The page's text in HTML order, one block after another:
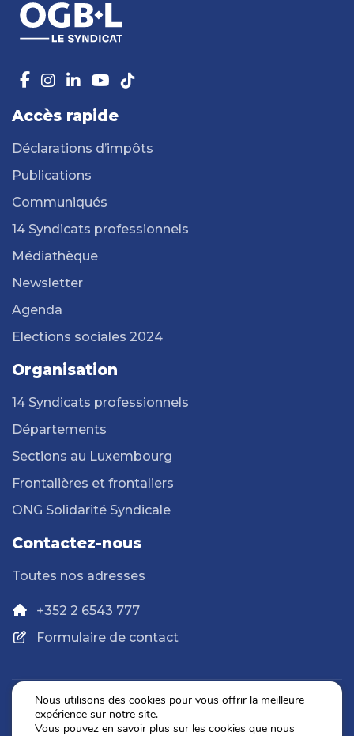
Accès rapide
Déclarations d’impôts
Publications
Communiqués
14 Syndicats professionnels
Médiathèque
Newsletter
Agenda
Elections sociales 2024
Organisation
14 Syndicats professionnels
Départements
Sections au Luxembourg
Frontalières et frontaliers
ONG Solidarité Syndicale
Contactez-nous
Toutes nos adresses
+352 2 6543 777
Formulaire de contact
Politique de confidentialité
Nous utilisons des cookies pour vous offrir la meilleure
expérience sur notre site.
Vous pouvez en savoir plus sur les cookies que nous